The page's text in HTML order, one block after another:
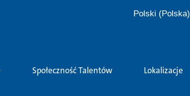
Polski (Polska)
Społeczność Talentów Lokalizacje